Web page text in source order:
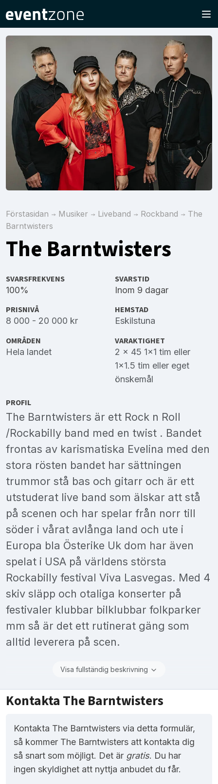
Förstasidan Musiker Liveband Rockband
The
Barntwisters
The Barntwisters
SVARSFREKVENS
100%
SVARSTID
Inom 9 dagar
PRISNIVÅ
8 000 - 20 000 kr
HEMSTAD
Eskilstuna
OMRÅDEN
Hela landet
VARAKTIGHET
2 × 45 1×1 tim eller
1×1.5 tim eller eget
önskemål
PROFIL
The Barntwisters är ett Rock n Roll
/Rockabilly band med en twist . Bandet
frontas av karismatiska Evelina med den
stora rösten bandet har sättningen
trummor stå bas och gitarr och är ett
utstuderat live band som älskar att stå
på scenen och har spelar från norr till
söder i vårat avlånga land och ute i
Europa bla Österike Uk dom har även
spelat i USA på världens största
Rockabilly festival Viva Lasvegas. Med 4
skiv släpp och otaliga konserter på
festivaler klubbar bilklubbar folkparker
mm så är det ett rutinerat gäng som
alltid leverera på scen.
Visa fullständig beskrivning
Kontakta The Barntwisters
Kontakta The Barntwisters via detta formulär,
så kommer The Barntwisters att kontakta dig
så snart som möjligt. Det är gratis. Du har
ingen skyldighet att nyttja anbudet du får.